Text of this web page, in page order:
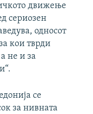
движење
сериозен
односот
кои тврди
не и за
се
за нивната